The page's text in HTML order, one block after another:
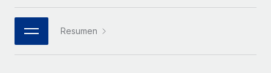
Conectar
Conecta cualquier herramienta de IA con Remote
ASOCIARSE
Socios tecnológicos estratégicos
Integra la gestión de los RR. HH. globales en tu
Webinarios
한국어
中文（简体）Resumen